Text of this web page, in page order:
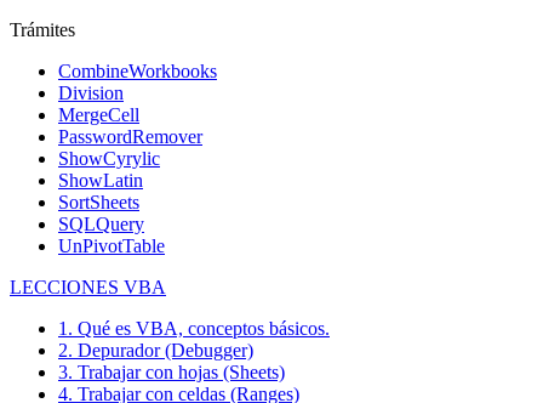
Trámites
CombineWorkbooks
Division
MergeCell
PasswordRemover
ShowCyrylic
ShowLatin
SortSheets
SQLQuery
UnPivotTable
LECCIONES VBA
1. Qué es VBA, conceptos básicos.
2. Depurador (Debugger)
3. Trabajar con hojas (Sheets)
4. Trabajar con celdas (Ranges)